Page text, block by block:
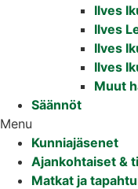
Ilves
Ilves
Ilves
Ilves
Muut
Säännöt
Menu
Kunniajäsenet
Ajankohtaiset &
Matkat ja